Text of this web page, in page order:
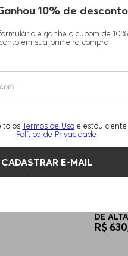
10% de desconto
e ganhe o cupom de
em sua primeira compra
os Termos de Uso e estou
Política de Privacidade
CADASTRAR E-MAIL
COM
DE
R$ 630